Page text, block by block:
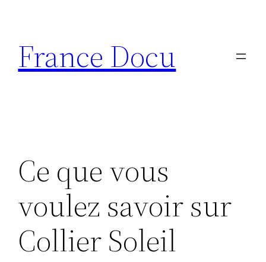
contenu
France Docu
Ce que vous
voulez savoir sur
Collier Soleil